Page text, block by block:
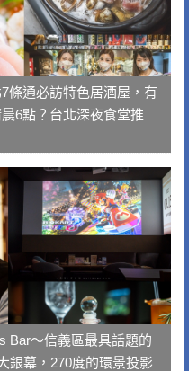
條通必訪特色居酒屋，有
6點？台北深夜食堂推
Bar～信義區最具話題的
銀幕，270度的環景投影